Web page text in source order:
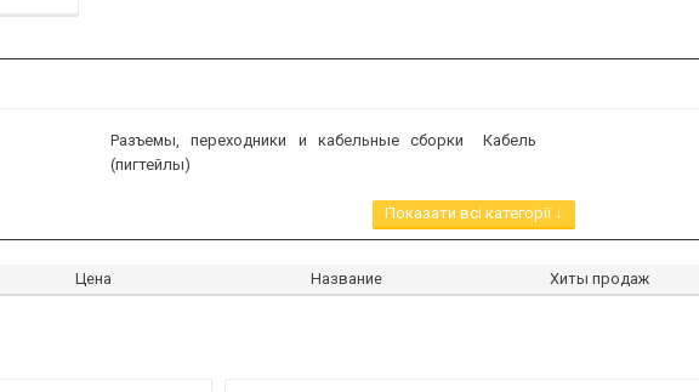
Разъемы, переходники и кабельные сборки
(пигтейлы)
Кабель
Показати всі категорії ↓
Цена Название Хиты продаж